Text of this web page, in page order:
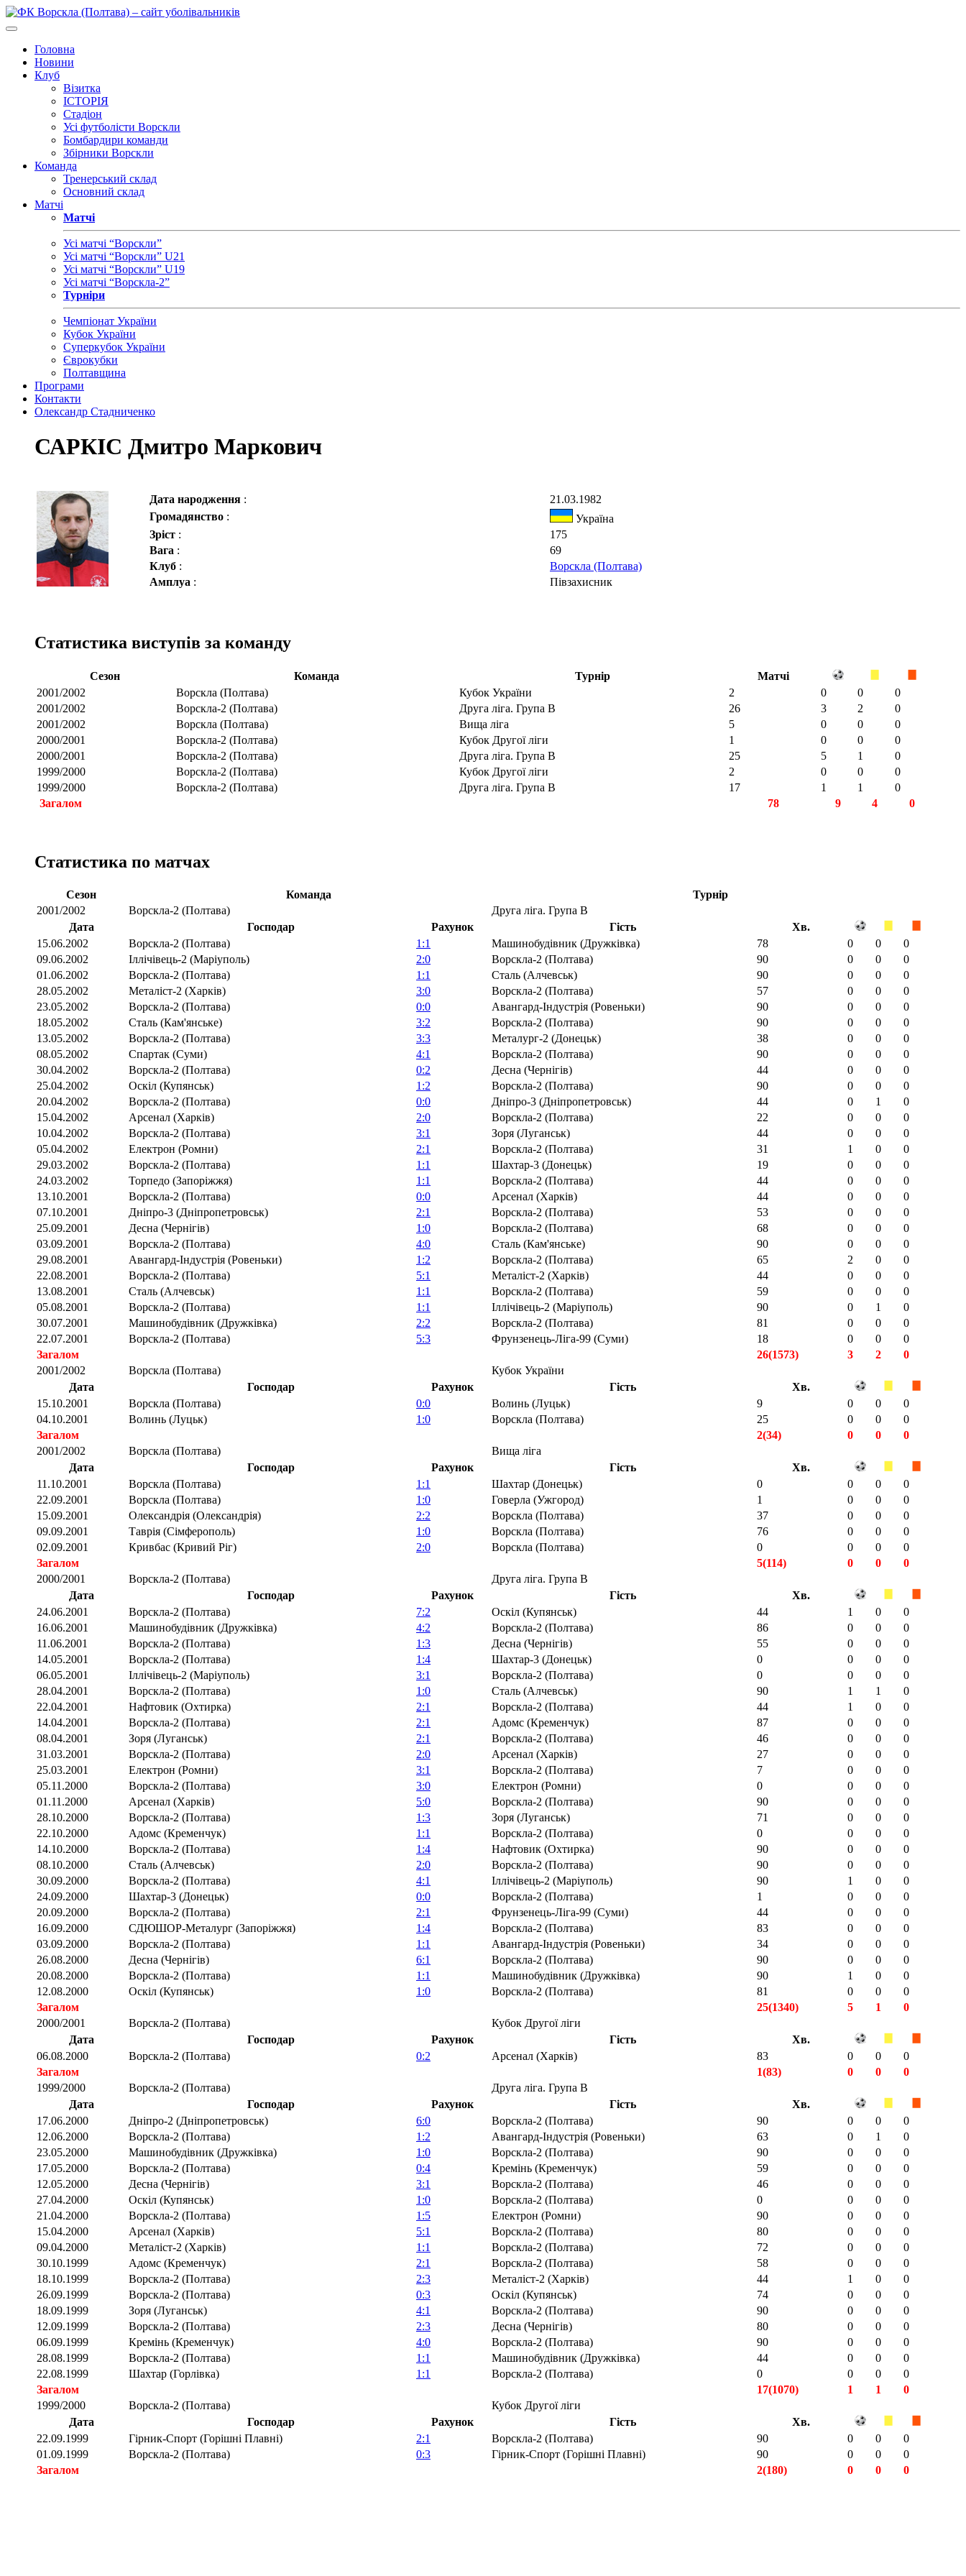
Головна
Новини
Клуб
Візитка
ІСТОРІЯ
Стадіон
Усі футболісти Ворскли
Бомбардири команди
Збірники Ворскли
Команда
Тренерський склад
Основний склад
Матчі
Матчі
Усі матчі “Ворскли”
Усі матчі “Ворскли” U21
Усі матчі “Ворскли” U19
Усі матчі “Ворскла-2”
Турніри
Чемпіонат України
Кубок України
Суперкубок України
Єврокубки
Полтавщина
Програми
Контакти
Олександр Стадниченко
САРКІС Дмитро Маркович
Дата народження :
21.03.1982
Громадянство :
Україна
Зріст :
175
Вага :
69
Клуб :
Ворскла (Полтава)
Амплуа : Півзахисник
Статистика виступів за команду
Сезон Команда Турнір
Матчі
2001/2002
Ворскла (Полтава) Кубок України 2 0 0
0
2001/2002
Ворскла-2 (Полтава) Друга ліга. Група В 26 3 2
0
2001/2002
Ворскла (Полтава) Вища ліга 5 0 0
0
2000/2001
Ворскла-2 (Полтава) Кубок Другої ліги 1 0 0
0
2000/2001
Ворскла-2 (Полтава) Друга ліга. Група В 25 5 1
0
1999/2000
Ворскла-2 (Полтава) Кубок Другої ліги 2 0 0
0
1999/2000
Ворскла-2 (Полтава) Друга ліга. Група В 17 1 1
0
Загалом
78 9 4 0
Статистика по матчах
Сезон Команда
Турнір
2001/2002
Ворскла-2 (Полтава)
Друга ліга. Група В
Дата
Господар Рахунок Гість
Хв.
15.06.2002
Ворскла-2 (Полтава) 1:1 Машинобудівник (Дружківка) 78 0 0
0
09.06.2002
Іллічівець-2 (Маріуполь) 2:0 Ворскла-2 (Полтава) 90 0 0
0
01.06.2002
Ворскла-2 (Полтава) 1:1 Сталь (Алчевськ) 90 0 0
0
28.05.2002
Металіст-2 (Харків) 3:0 Ворскла-2 (Полтава) 57 0 0
0
23.05.2002
Ворскла-2 (Полтава) 0:0 Авангард-Індустрія (Ровеньки) 90 0 0
0
18.05.2002
Сталь (Кам'янське) 3:2 Ворскла-2 (Полтава) 90 0 0
0
13.05.2002
Ворскла-2 (Полтава) 3:3 Металург-2 (Донецьк) 38 0 0
0
08.05.2002
Спартак (Суми) 4:1 Ворскла-2 (Полтава) 90 0 0
0
30.04.2002
Ворскла-2 (Полтава) 0:2 Десна (Чернігів) 44 0 0
0
25.04.2002
Оскіл (Купянськ) 1:2 Ворскла-2 (Полтава) 90 0 0
0
20.04.2002
Ворскла-2 (Полтава) 0:0 Дніпро-3 (Дніпропетровськ) 44 0 1
0
15.04.2002
Арсенал (Харків) 2:0 Ворскла-2 (Полтава) 22 0 0
0
10.04.2002
Ворскла-2 (Полтава) 3:1 Зоря (Луганськ) 44 0 0
0
05.04.2002
Електрон (Ромни) 2:1 Ворскла-2 (Полтава) 31 1 0
0
29.03.2002
Ворскла-2 (Полтава) 1:1 Шахтар-3 (Донецьк) 19 0 0
0
24.03.2002
Торпедо (Запоріжжя) 1:1 Ворскла-2 (Полтава) 44 0 0
0
13.10.2001
Ворскла-2 (Полтава) 0:0 Арсенал (Харків) 44 0 0
0
07.10.2001
Дніпро-3 (Дніпропетровськ) 2:1 Ворскла-2 (Полтава) 53 0 0
0
25.09.2001
Десна (Чернігів) 1:0 Ворскла-2 (Полтава) 68 0 0
0
03.09.2001
Ворскла-2 (Полтава) 4:0 Сталь (Кам'янське) 90 0 0
0
29.08.2001
Авангард-Індустрія (Ровеньки) 1:2 Ворскла-2 (Полтава) 65 2 0
0
22.08.2001
Ворскла-2 (Полтава) 5:1 Металіст-2 (Харків) 44 0 0
0
13.08.2001
Сталь (Алчевськ) 1:1 Ворскла-2 (Полтава) 59 0 0
0
05.08.2001
Ворскла-2 (Полтава) 1:1 Іллічівець-2 (Маріуполь) 90 0 1
0
30.07.2001
Машинобудівник (Дружківка) 2:2 Ворскла-2 (Полтава) 81 0 0
0
22.07.2001
Ворскла-2 (Полтава) 5:3 Фрунзенець-Ліга-99 (Суми) 18 0 0
0
Загалом
26(1573) 3 2
0
2001/2002
Ворскла (Полтава)
Кубок України
Дата
Господар Рахунок Гість
Хв.
15.10.2001
Ворскла (Полтава) 0:0 Волинь (Луцьк) 9 0 0
0
04.10.2001
Волинь (Луцьк) 1:0 Ворскла (Полтава) 25 0 0
0
Загалом
2(34) 0 0
0
2001/2002
Ворскла (Полтава)
Вища ліга
Дата
Господар Рахунок Гість
Хв.
11.10.2001
Ворскла (Полтава) 1:1 Шахтар (Донецьк) 0 0 0
0
22.09.2001
Ворскла (Полтава) 1:0 Говерла (Ужгород) 1 0 0
0
15.09.2001
Олександрія (Олександрія) 2:2 Ворскла (Полтава) 37 0 0
0
09.09.2001
Таврія (Сімферополь) 1:0 Ворскла (Полтава) 76 0 0
0
02.09.2001
Кривбас (Кривий Ріг) 2:0 Ворскла (Полтава) 0 0 0
0
Загалом
5(114) 0 0
0
2000/2001
Ворскла-2 (Полтава)
Друга ліга. Група В
Дата
Господар Рахунок Гість
Хв.
24.06.2001
Ворскла-2 (Полтава) 7:2 Оскіл (Купянськ) 44 1 0
0
16.06.2001
Машинобудівник (Дружківка) 4:2 Ворскла-2 (Полтава) 86 0 0
0
11.06.2001
Ворскла-2 (Полтава) 1:3 Десна (Чернігів) 55 0 0
0
14.05.2001
Ворскла-2 (Полтава) 1:4 Шахтар-3 (Донецьк) 0 0 0
0
06.05.2001
Іллічівець-2 (Маріуполь) 3:1 Ворскла-2 (Полтава) 0 0 0
0
28.04.2001
Ворскла-2 (Полтава) 1:0 Сталь (Алчевськ) 90 1 1
0
22.04.2001
Нафтовик (Охтирка) 2:1 Ворскла-2 (Полтава) 44 1 0
0
14.04.2001
Ворскла-2 (Полтава) 2:1 Адомс (Кременчук) 87 0 0
0
08.04.2001
Зоря (Луганськ) 2:1 Ворскла-2 (Полтава) 46 0 0
0
31.03.2001
Ворскла-2 (Полтава) 2:0 Арсенал (Харків) 27 0 0
0
25.03.2001
Електрон (Ромни) 3:1 Ворскла-2 (Полтава) 7 0 0
0
05.11.2000
Ворскла-2 (Полтава) 3:0 Електрон (Ромни) 0 0 0
0
01.11.2000
Арсенал (Харків) 5:0 Ворскла-2 (Полтава) 90 0 0
0
28.10.2000
Ворскла-2 (Полтава) 1:3 Зоря (Луганськ) 71 0 0
0
22.10.2000
Адомс (Кременчук) 1:1 Ворскла-2 (Полтава) 0 0 0
0
14.10.2000
Ворскла-2 (Полтава) 1:4 Нафтовик (Охтирка) 90 0 0
0
08.10.2000
Сталь (Алчевськ) 2:0 Ворскла-2 (Полтава) 90 0 0
0
30.09.2000
Ворскла-2 (Полтава) 4:1 Іллічівець-2 (Маріуполь) 90 1 0
0
24.09.2000
Шахтар-3 (Донецьк) 0:0 Ворскла-2 (Полтава) 1 0 0
0
20.09.2000
Ворскла-2 (Полтава) 2:1 Фрунзенець-Ліга-99 (Суми) 44 0 0
0
16.09.2000
СДЮШОР-Металург (Запоріжжя) 1:4 Ворскла-2 (Полтава) 83 0 0
0
03.09.2000
Ворскла-2 (Полтава) 1:1 Авангард-Індустрія (Ровеньки) 34 0 0
0
26.08.2000
Десна (Чернігів) 6:1 Ворскла-2 (Полтава) 90 0 0
0
20.08.2000
Ворскла-2 (Полтава) 1:1 Машинобудівник (Дружківка) 90 1 0
0
12.08.2000
Оскіл (Купянськ) 1:0 Ворскла-2 (Полтава) 81 0 0
0
Загалом
25(1340) 5 1
0
2000/2001
Ворскла-2 (Полтава)
Кубок Другої ліги
Дата
Господар Рахунок Гість
Хв.
06.08.2000
Ворскла-2 (Полтава) 0:2 Арсенал (Харків) 83 0 0
0
Загалом
1(83) 0 0
0
1999/2000
Ворскла-2 (Полтава)
Друга ліга. Група В
Дата
Господар Рахунок Гість
Хв.
17.06.2000
Дніпро-2 (Дніпропетровськ) 6:0 Ворскла-2 (Полтава) 90 0 0
0
12.06.2000
Ворскла-2 (Полтава) 1:2 Авангард-Індустрія (Ровеньки) 63 0 1
0
23.05.2000
Машинобудівник (Дружківка) 1:0 Ворскла-2 (Полтава) 90 0 0
0
17.05.2000
Ворскла-2 (Полтава) 0:4 Кремінь (Кременчук) 59 0 0
0
12.05.2000
Десна (Чернігів) 3:1 Ворскла-2 (Полтава) 46 0 0
0
27.04.2000
Оскіл (Купянськ) 1:0 Ворскла-2 (Полтава) 0 0 0
0
21.04.2000
Ворскла-2 (Полтава) 1:5 Електрон (Ромни) 90 0 0
0
15.04.2000
Арсенал (Харків) 5:1 Ворскла-2 (Полтава) 80 0 0
0
09.04.2000
Металіст-2 (Харків) 1:1 Ворскла-2 (Полтава) 72 0 0
0
30.10.1999
Адомс (Кременчук) 2:1 Ворскла-2 (Полтава) 58 0 0
0
18.10.1999
Ворскла-2 (Полтава) 2:3 Металіст-2 (Харків) 44 1 0
0
26.09.1999
Ворскла-2 (Полтава) 0:3 Оскіл (Купянськ) 74 0 0
0
18.09.1999
Зоря (Луганськ) 4:1 Ворскла-2 (Полтава) 90 0 0
0
12.09.1999
Ворскла-2 (Полтава) 2:3 Десна (Чернігів) 80 0 0
0
06.09.1999
Кремінь (Кременчук) 4:0 Ворскла-2 (Полтава) 90 0 0
0
28.08.1999
Ворскла-2 (Полтава) 1:1 Машинобудівник (Дружківка) 44 0 0
0
22.08.1999
Шахтар (Горлівка) 1:1 Ворскла-2 (Полтава) 0 0 0
0
Загалом
17(1070) 1 1
0
1999/2000
Ворскла-2 (Полтава)
Кубок Другої ліги
Дата
Господар Рахунок Гість
Хв.
22.09.1999
Гірник-Спорт (Горішні Плавні) 2:1 Ворскла-2 (Полтава) 90 0 0
0
01.09.1999
Ворскла-2 (Полтава) 0:3 Гірник-Спорт (Горішні Плавні) 90 0 0
0
Загалом
2(180) 0 0
0